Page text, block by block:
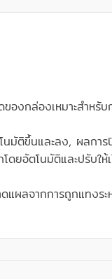
องกล่องเหมาะสำห
มัติขึ้นและลง, ผลกา
อัตโนมัติและปรับให้เ
ลจากการถูกแทงระ